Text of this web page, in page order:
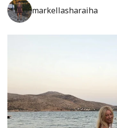
markellasharaiha